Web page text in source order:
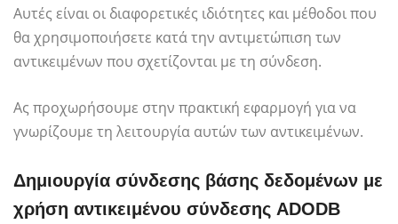
Αυτές είναι οι διαφορετικές ιδιότητες και μέθοδοι που
θα χρησιμοποιήσετε κατά την αντιμετώπιση των
αντικειμένων που σχετίζονται με τη σύνδεση.
Ας προχωρήσουμε στην πρακτική εφαρμογή για να
γνωρίζουμε τη λειτουργία αυτών των αντικειμένων.
Δημιουργία σύνδεσης βάσης δεδομένων με
χρήση αντικειμένου σύνδεσης ADODB